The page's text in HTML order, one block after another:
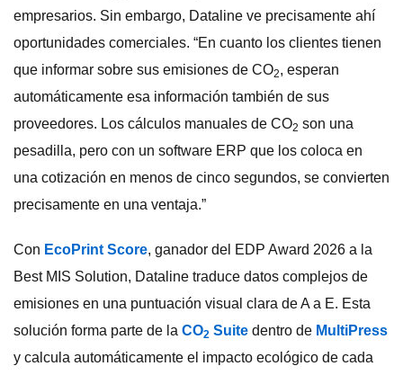
empresarios. Sin embargo, Dataline ve precisamente ahí
oportunidades comerciales. “En cuanto los clientes tienen
que informar sobre sus emisiones de CO2, esperan
automáticamente esa información también de sus
proveedores. Los cálculos manuales de CO2 son una
pesadilla, pero con un software ERP que los coloca en
una cotización en menos de cinco segundos, se convierten
precisamente en una ventaja.”
Con EcoPrint Score, ganador del EDP Award 2026 a la
Best MIS Solution, Dataline traduce datos complejos de
emisiones en una puntuación visual clara de A a E. Esta
solución forma parte de la CO2 Suite dentro de MultiPress
y calcula automáticamente el impacto ecológico de cada